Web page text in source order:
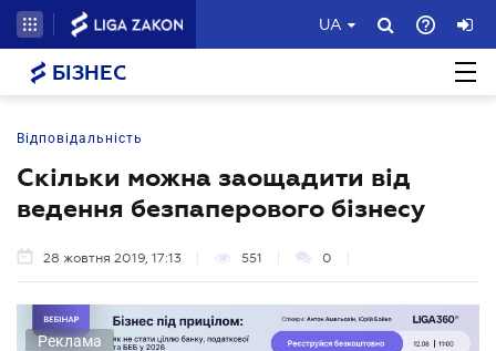
UA
БІЗНЕС
Відповідальність
Скільки можна заощадити від
ведення безпаперового бізнесу
28 жовтня 2019, 17:13 551 0
Реклама